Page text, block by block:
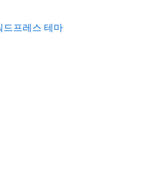
드프레스 테마